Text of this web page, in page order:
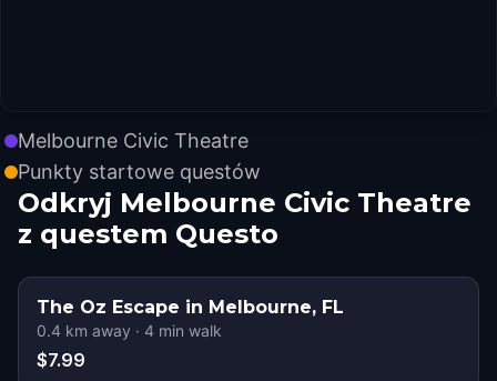
Melbourne Civic Theatre
Punkty startowe questów
Odkryj Melbourne Civic Theatre
z questem Questo
The Oz Escape in Melbourne, FL
0.4 km away · 4 min walk
$7.99